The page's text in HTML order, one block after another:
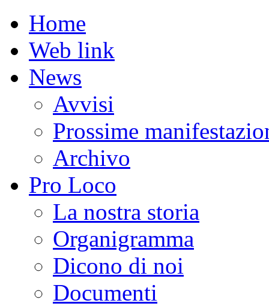
Home
Web link
News
Avvisi
Prossime
Archivo
Pro Loco
La nostra storia
Organigramma
Dicono di noi
Documenti